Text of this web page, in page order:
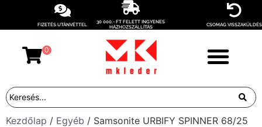
FIZETÉS UTÁNVÉTTEL
30 000,- FT FELETT INGYENES
HÁZHOZSZÁLLÍTÁS
CSOMAG VISSZAKÜLDÉS
0
Kezdőlap / Egyéb / Samsonite URBIFY SPINNER 68/25